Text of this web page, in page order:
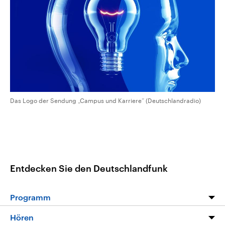
CDU, SPD und FDP regiert.-
Umfragen, Prognosen,
Wahlprogramme, aktuelle Berichte
und Hintergründe zu den Parteien
und Kandidaten der anstehenden
aktuelle Weltgeschehen.
Sendungen Programm Podcasts
Audio-Archiv
Das Logo der Sendung „Campus und Karriere“ (Deutschlandradio)
Entdecken Sie den Deutschlandfunk
Programm
Programm
Hören